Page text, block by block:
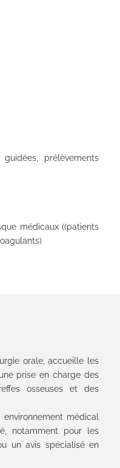
prélèvements
médicaux ((patients
orale, accueille les
prise en charge des
osseuses et des
médical
notamment pour les
un avis spécialisé en